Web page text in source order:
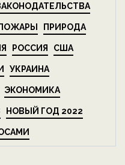
ПОЖАРЫ ПРИРОДА
РОССИЯ США
УКРАИНА
ЭКОНОМИКА
НОВЫЙ ГОД 2022